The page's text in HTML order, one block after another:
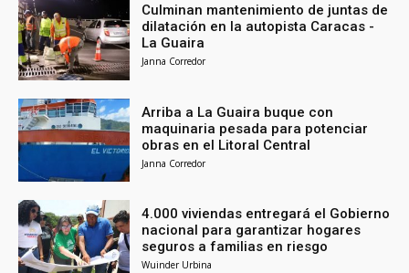
Culminan mantenimiento de juntas de
dilatación en la autopista Caracas -
La Guaira
Janna Corredor
Arriba a La Guaira buque con
maquinaria pesada para potenciar
obras en el Litoral Central
Janna Corredor
4.000 viviendas entregará el Gobierno
nacional para garantizar hogares
seguros a familias en riesgo
Wuinder Urbina